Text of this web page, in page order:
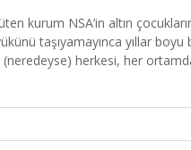
kurum NSA’in altın
taşıyamayınca yıllar
(neredeyse) herkesi, her